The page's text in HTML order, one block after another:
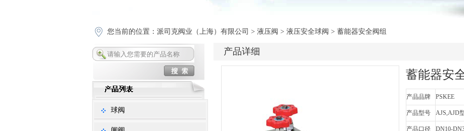
您当前的位置： 派司克阀业（上海）有限公司 > 液压阀 > 液压安全球阀 > 蓄能器安全阀组
球阀
产品详细
蓄能器安
产品品牌 PSKEE
产品型号 AJS,AJD
产品口径 DN10-